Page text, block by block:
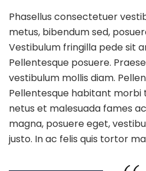
Phasellus consectetuer
metus, bibendum sed,
Vestibulum fringilla pede sit
Pellentesque posuere.
vestibulum mollis diam.
Pellentesque habitant morbi
netus et malesuada fames
magna, posuere eget,
justo. In ac felis quis tortor